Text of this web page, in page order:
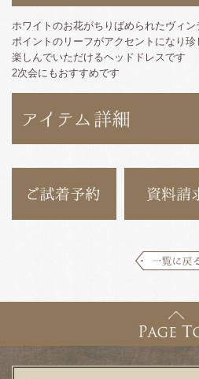
ホワイトのお花がちりばめられたヴィ
ポイントのリーフがアクセントになり
楽しんでいただけるヘッドドレスです
2次会にもおすすめです